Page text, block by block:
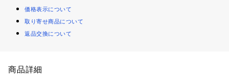
価格表示について
取り寄せ商品について
返品交換について
商品詳細